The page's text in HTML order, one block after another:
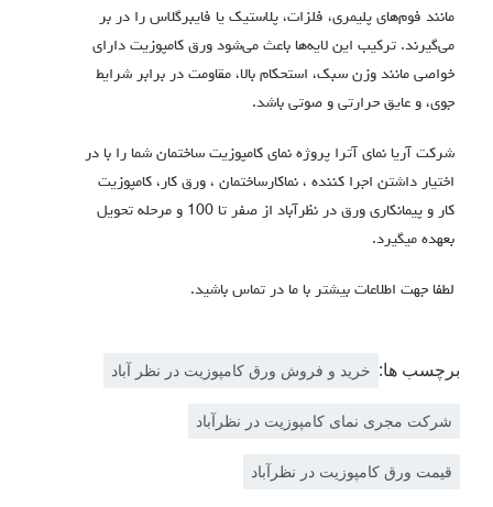
مانند فوم‌های پلیمری، فلزات، پلاستیک یا فایبرگلاس را در بر
می‌گیرند. ترکیب این لایه‌ها باعث می‌شود ورق کامپوزیت دارای
خواصی مانند وزن سبک، استحکام بالا، مقاومت در برابر شرایط
جوی، و عایق حرارتی و صوتی باشد.
شرکت آریا نمای آترا پروژه نمای کامپوزیت ساختمان شما را با در
اختیار داشتن اجرا كننده ، نماكارساختمان ، ورق كار، كامپوزيت
كار و پيمانكاری ورق در نظرآباد از صفر تا 100 و مرحله تحویل
بعهده میگیرد.
لطفا جهت اطلاعات بیشتر با ما در تماس باشید.
برچسب ها: خرید و فروش ورق کامپوزیت در نظر آباد
شرکت مجری نمای کامپوزیت در نظرآباد
قیمت ورق کامپوزیت در نظرآباد